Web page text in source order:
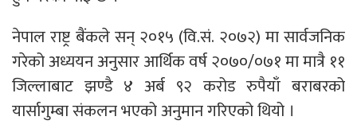
नेपाल राष्ट्र बैंकले सन् २०१५ (वि.सं. २०७२) मा सार्वजनिक
गरेको अध्ययन अनुसार आर्थिक वर्ष २०७०/०७१ मा मात्रै ११
जिल्लाबाट झण्डै ४ अर्ब ९२ करोड रुपैयाँ बराबरको
यार्सागुम्बा संकलन भएको अनुमान गरिएको थियो ।